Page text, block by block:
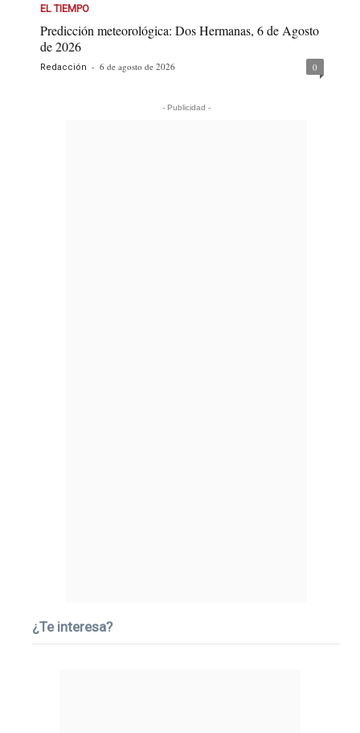
EL TIEMPO
Predicción meteorológica: Dos Hermanas, 6 de Agosto
de 2026
Redacción - 6 de agosto de 2026 0
- Publicidad -
¿Te interesa?